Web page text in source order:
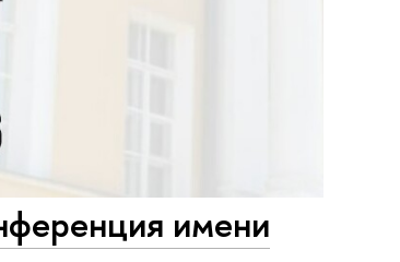
имени